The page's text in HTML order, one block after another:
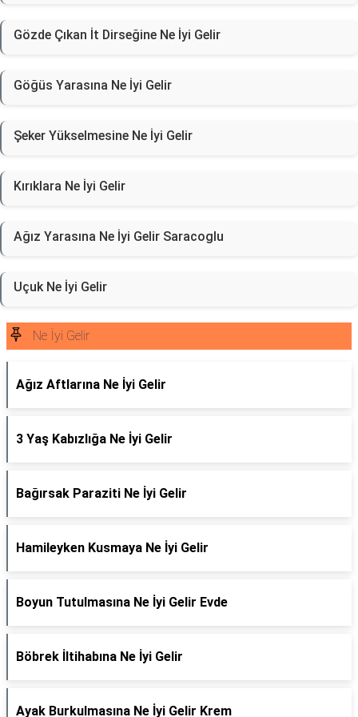
Gözde Çıkan İt Dirseğine Ne İyi Gelir
Göğüs Yarasına Ne İyi Gelir
Şeker Yükselmesine Ne İyi Gelir
Kırıklara Ne İyi Gelir
Ağız Yarasına Ne İyi Gelir Saracoglu
Uçuk Ne İyi Gelir
Ne İyi Gelir
Ağız Aftlarına Ne İyi Gelir
3 Yaş Kabızlığa Ne İyi Gelir
Bağırsak Paraziti Ne İyi Gelir
Hamileyken Kusmaya Ne İyi Gelir
Boyun Tutulmasına Ne İyi Gelir Evde
Böbrek İltihabına Ne İyi Gelir
Ayak Burkulmasına Ne İyi Gelir Krem